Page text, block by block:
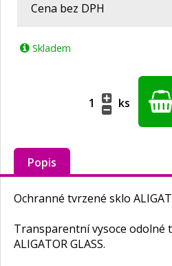
Cena bez DPH
Skladem
ks
Popis
Ochranné tvrzené sklo
Transparentní vysoce odolné
ALIGATOR GLASS.